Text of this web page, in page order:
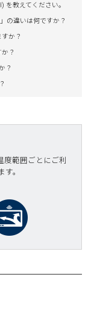
を教えてください。
の違いは何ですか？
か？
？
？
範囲ごとにご利
。